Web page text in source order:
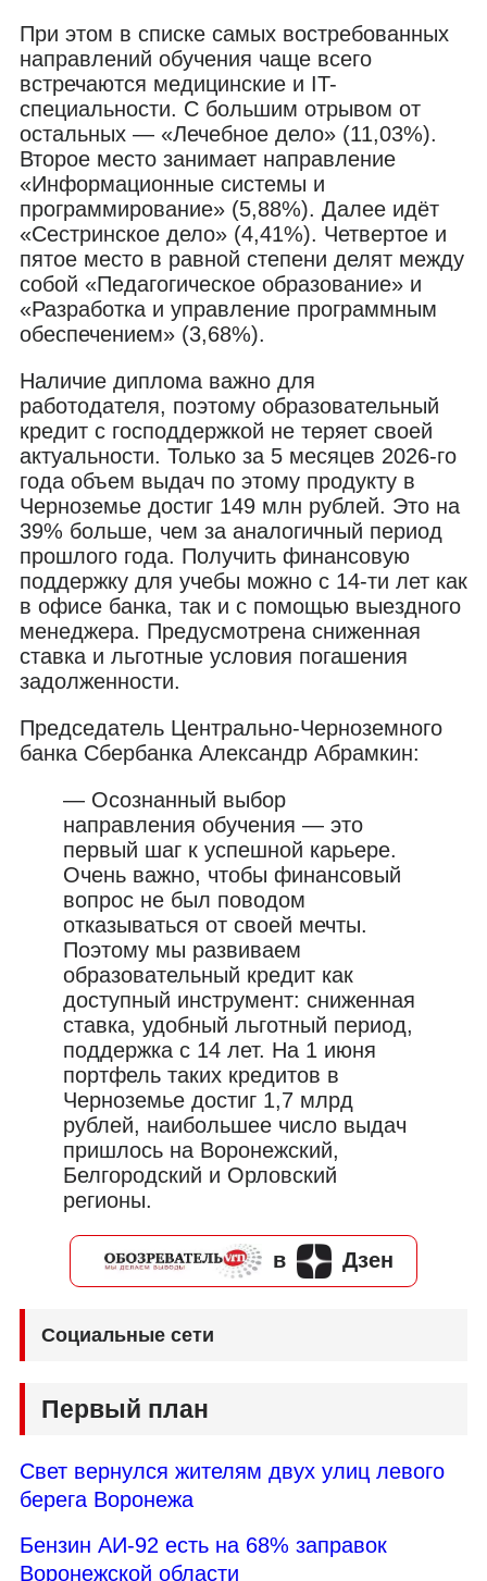
При этом в списке самых востребованных
направлений обучения чаще всего
встречаются медицинские и IT-
специальности. С большим отрывом от
остальных — «Лечебное дело» (11,03%).
Второе место занимает направление
«Информационные системы и
программирование» (5,88%). Далее идёт
«Сестринское дело» (4,41%). Четвертое и
пятое место в равной степени делят между
собой «Педагогическое образование» и
«Разработка и управление программным
обеспечением» (3,68%).
Наличие диплома важно для
работодателя, поэтому образовательный
кредит с господдержкой не теряет своей
актуальности. Только за 5 месяцев 2026-го
года объем выдач по этому продукту в
Черноземье достиг 149 млн рублей. Это на
39% больше, чем за аналогичный период
прошлого года. Получить финансовую
поддержку для учебы можно с 14-ти лет как
в офисе банка, так и с помощью выездного
менеджера. Предусмотрена сниженная
ставка и льготные условия погашения
задолженности.
Председатель Центрально-Черноземного
банка Сбербанка Александр Абрамкин:
— Осознанный выбор
направления обучения — это
первый шаг к успешной карьере.
Очень важно, чтобы финансовый
вопрос не был поводом
отказываться от своей мечты.
Поэтому мы развиваем
образовательный кредит как
доступный инструмент: сниженная
ставка, удобный льготный период,
поддержка с 14 лет. На 1 июня
портфель таких кредитов в
Черноземье достиг 1,7 млрд
рублей, наибольшее число выдач
пришлось на Воронежский,
Белгородский и Орловский
регионы.
в Дзен
Социальные сети
Первый план
Свет вернулся жителям двух улиц левого
берега Воронежа
Бензин АИ-92 есть на 68% заправок
Воронежской области